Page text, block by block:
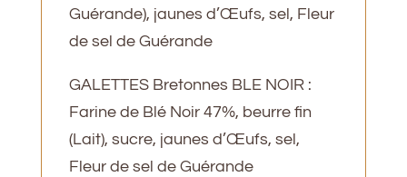
Guérande), jaunes d’Œufs, sel, Fleur
de sel de Guérande
GALETTES Bretonnes BLE NOIR :
Farine de Blé Noir 47%, beurre fin
(Lait), sucre, jaunes d’Œufs, sel,
Fleur de sel de Guérande